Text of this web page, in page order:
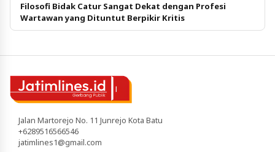
Filosofi Bidak Catur Sangat Dekat dengan Profesi
Wartawan yang Dituntut Berpikir Kritis
Jalan Martorejo No. 11 Junrejo Kota Batu
+6289516566546
jatimlines1@gmail.com